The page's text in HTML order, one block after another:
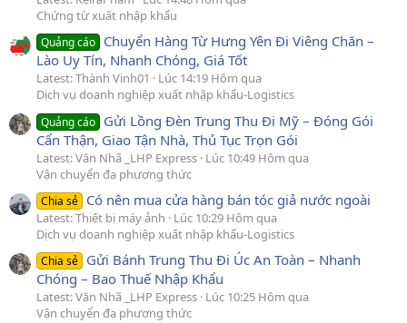
Chứng từ xuất nhập khẩu
Quảng cáo Chuyển Hàng Từ Hưng Yên Đi Viêng Chăn –
Lào Uy Tín, Nhanh Chóng, Giá Tốt
Latest: Thành Vinh01
Lúc 14:19 Hôm qua
Dịch vụ doanh nghiệp xuất nhập khẩu-Logistics
Quảng cáo Gửi Lồng Đèn Trung Thu Đi Mỹ – Đóng Gói
Cẩn Thận, Giao Tận Nhà, Thủ Tục Trọn Gói
Latest: Văn Nhã _LHP Express Lúc 10:49 Hôm qua
Vận chuyển đa phương thức
Chia sẻ Có nên mua cửa hàng bán tóc giả nước ngoài
Latest: Thiết bị máy ảnh
Lúc 10:29 Hôm qua
Dịch vụ doanh nghiệp xuất nhập khẩu-Logistics
Chia sẻ Gửi Bánh Trung Thu Đi Úc An Toàn – Nhanh
Chóng – Bao Thuế Nhập Khẩu
Latest: Văn Nhã _LHP Express Lúc 10:25 Hôm qua
Vận chuyển đa phương thức